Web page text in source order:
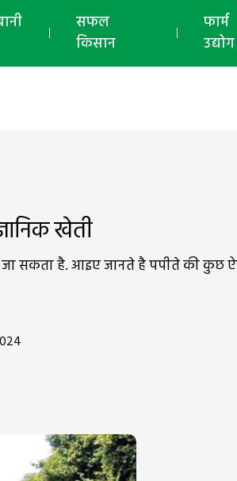
सफल
किसान
फार्म
उद्योग
खेती
सकता है. आइए जानते है पपीते की कुछ